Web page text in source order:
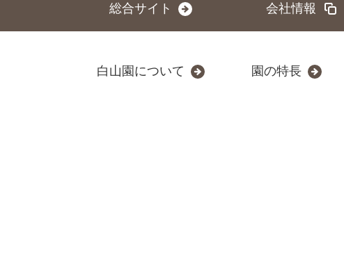
総合サイト 会社情報
白山園について 園の特長